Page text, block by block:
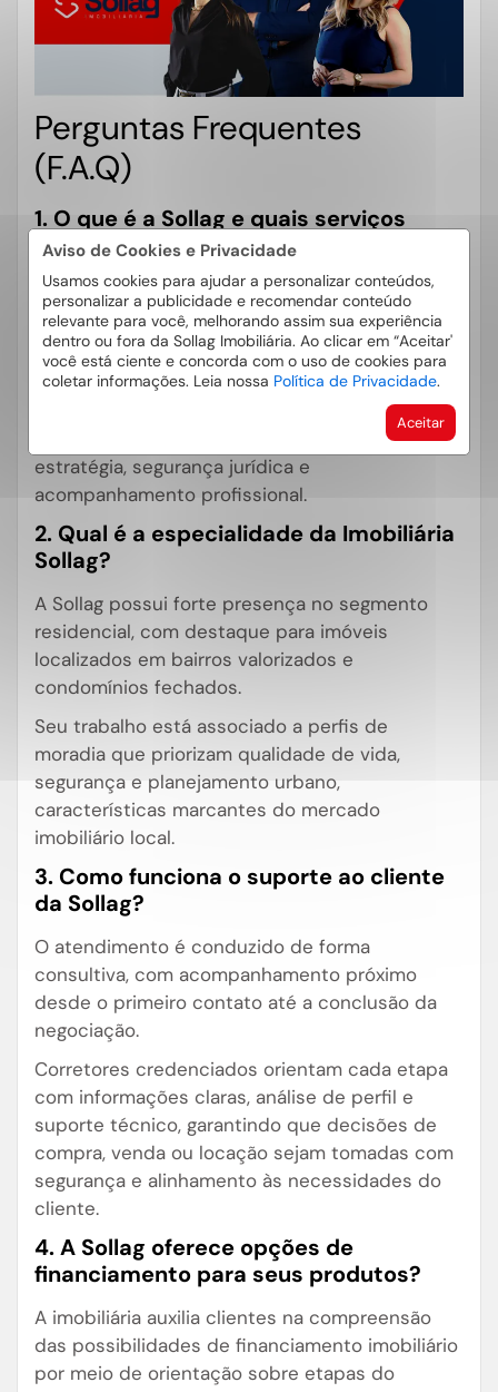
Aviso de Cookies e Privacidade
Usamos cookies para ajudar a personalizar conteúdos,
personalizar a publicidade e recomendar conteúdo
relevante para você, melhorando assim sua experiência
dentro ou fora da Sollag Imobiliária. Ao clicar em “Aceitar'
você está ciente e concorda com o uso de cookies para
coletar informações. Leia nossa Política de Privacidade.
Aceitar
Perguntas Frequentes
(F.A.Q)
1. O que é a Sollag e quais serviços
oferece?
ASollagé umaimobiliária em Vinhedocom
atuação focada no mercado residencial da
cidade e da região.
A empresa intermedia compra, venda e locação
de imóveis, além de oferecer assessoria para
proprietários que desejam anunciar com
estratégia, segurança jurídica e
acompanhamento profissional.
2. Qual é a especialidade da Imobiliária
Sollag?
A Sollag possui forte presença no segmento
residencial, com destaque para imóveis
localizados em bairros valorizados e
condomínios fechados.
Seu trabalho está associado a perfis de
moradia que priorizam qualidade de vida,
segurança e planejamento urbano,
características marcantes do mercado
imobiliário local.
3. Como funciona o suporte ao cliente
da Sollag?
O atendimento é conduzido de forma
consultiva, com acompanhamento próximo
desde o primeiro contato até a conclusão da
negociação.
Corretores credenciados orientam cada etapa
com informações claras, análise de perfil e
suporte técnico, garantindo que decisões de
compra, venda ou locação sejam tomadas com
segurança e alinhamento às necessidades do
cliente.
4. A Sollag oferece opções de
financiamento para seus produtos?
A imobiliária auxilia clientes na compreensão
das possibilidades de financiamento imobiliário
por meio de orientação sobre etapas do